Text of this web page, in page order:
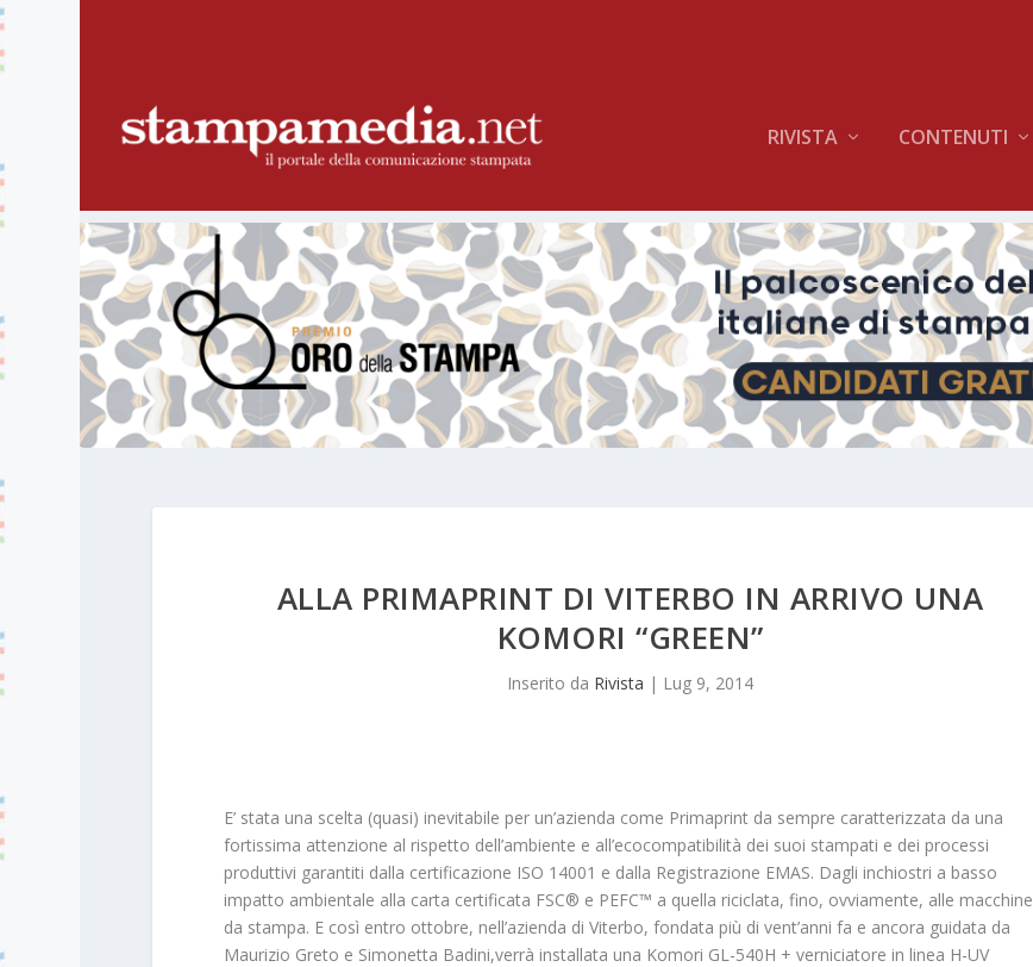
RIVISTA CONTENUTI
ALLA PRIMAPRINT DI VITERBO IN ARRIVO UNA
KOMORI “GREEN”
Inserito da Rivista | Lug 9, 2014
E’ stata una scelta (quasi) inevitabile per un’azienda come Primaprint da sempre caratterizzata da una
fortissima attenzione al rispetto dell’ambiente e all’ecocompatibilità dei suoi stampati e dei processi
produttivi garantiti dalla certificazione ISO 14001 e dalla Registrazione EMAS. Dagli inchiostri a basso
impatto ambientale alla carta certificata FSC® e PEFC™ a quella riciclata, fino, ovviamente, alle macchine
da stampa. E così entro ottobre, nell’azienda di Viterbo, fondata più di vent’anni fa e ancora guidata da
Maurizio Greto e Simonetta Badini,verrà installata una Komori GL-540H + verniciatore in linea H-UV